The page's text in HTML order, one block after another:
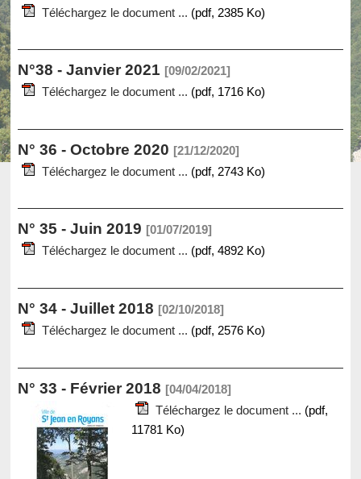
Téléchargez le document ... (pdf, 2385 Ko)
N°38 - Janvier 2021 [09/02/2021]
Téléchargez le document ... (pdf, 1716 Ko)
N° 36 - Octobre 2020 [21/12/2020]
Téléchargez le document ... (pdf, 2743 Ko)
N° 35 - Juin 2019 [01/07/2019]
Téléchargez le document ... (pdf, 4892 Ko)
N° 34 - Juillet 2018 [02/10/2018]
Téléchargez le document ... (pdf, 2576 Ko)
N° 33 - Février 2018 [04/04/2018]
Téléchargez le document ... (pdf,
11781 Ko)